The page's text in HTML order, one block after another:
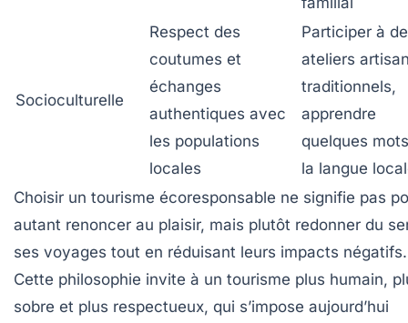
Socioculturelle
Respect des
coutumes et
échanges
authentiques avec
les populations
locales
Participer à
ateliers
traditionnels,
apprendre
quelques
la langue
Choisir un tourisme écoresponsable ne signifie pas
autant renoncer au plaisir, mais plutôt redonner du
ses voyages tout en réduisant leurs impacts négatifs.
Cette philosophie invite à un tourisme plus humain,
sobre et plus respectueux, qui s’impose aujourd’hui